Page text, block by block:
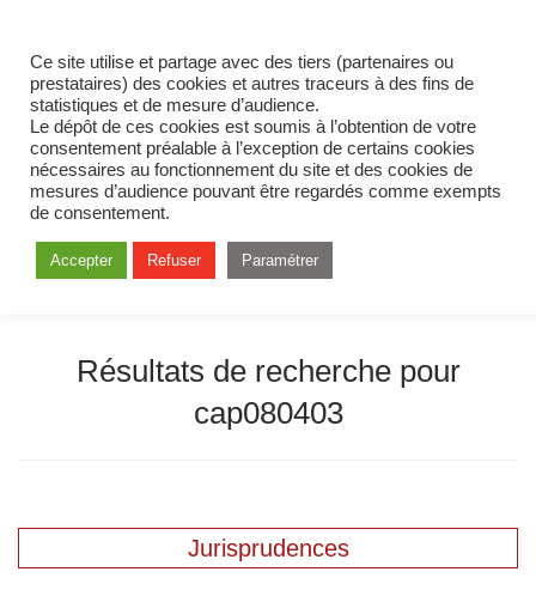
Résultats de recherche pour
cap080403
Jurisprudences
Ce site utilise et partage avec des tiers (partenaires ou
prestataires) des cookies et autres traceurs à des fins de
statistiques et de mesure d’audience.
Le dépôt de ces cookies est soumis à l’obtention de votre
consentement préalable à l’exception de certains cookies
nécessaires au fonctionnement du site et des cookies de
mesures d’audience pouvant être regardés comme exempts
de consentement.
Accepter Refuser Paramétrer